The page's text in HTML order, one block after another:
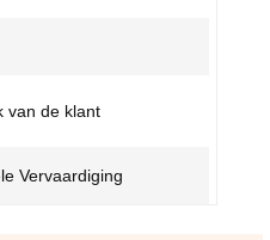
van de klant
Vervaardiging